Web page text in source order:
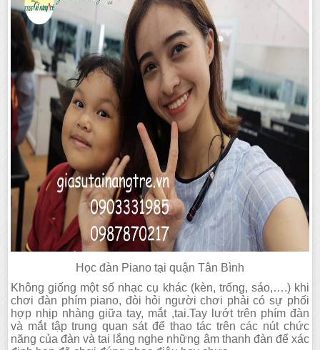
Học đàn Piano tại quận Tân Bình
Không giống một số nhạc cụ khác (kèn, trống, sáo,….) khi
chơi đàn phím piano, đòi hỏi người chơi phải có sự phối
hợp nhịp nhàng giữa tay, mắt ,tai.Tay lướt trên phím đàn
và mắt tập trung quan sát để thao tác trên các nút chức
năng của đàn và tai lắng nghe những âm thanh đàn để xác